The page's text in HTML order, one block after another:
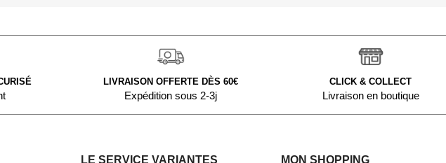
LIVRAISON OFFERTE DÈS 60€
Expédition sous 2-3j
CLICK & COLLECT
Livraison en boutique
LE SERVICE VARIANTES MON SHOPPING